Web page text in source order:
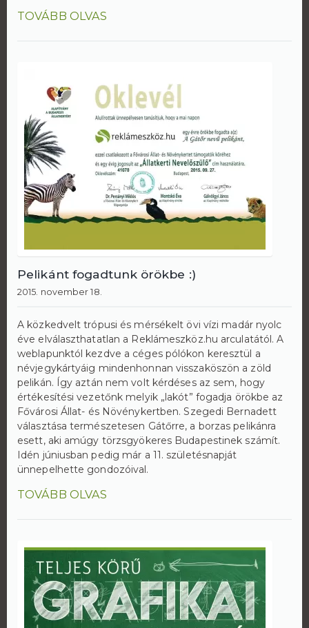
TOVÁBB OLVAS
Pelikánt fogadtunk örökbe :)
2015. november 18.
A közkedvelt trópusi és mérsékelt övi vízi madár nyolc
éve elválaszthatatlan a Reklámeszköz.hu arculatától. A
weblapunktól kezdve a céges pólókon keresztül a
névjegykártyáig mindenhonnan visszaköszön a zöld
pelikán. Így aztán nem volt kérdéses az sem, hogy
értékesítési vezetőnk melyik „lakót” fogadja örökbe az
Fővárosi Állat- és Növénykertben. Szegedi Bernadett
választása természetesen Gátőrre, a borzas pelikánra
esett, aki amúgy törzsgyökeres Budapestinek számít.
Idén júniusban pedig már a 11. születésnapját
ünnepelhette gondozóival.
TOVÁBB OLVAS